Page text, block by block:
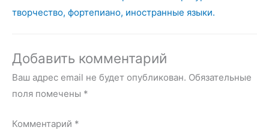
Добавить комментарий
Ваш адрес email не будет опубликован. Обязательные
поля помечены *
Комментарий *